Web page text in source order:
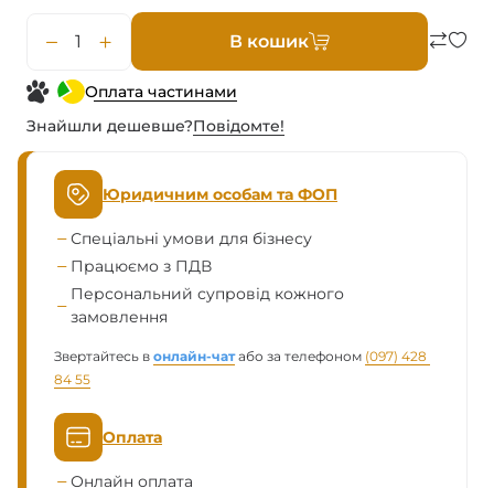
В кошик
Оплата частинами
Знайшли дешевше?Повiдомте!
Юридичним особам та ФОП
Спеціальні умови для бізнесу
Працюємо з ПДВ
Персональний супровід кожного
замовлення
Звертайтесь в онлайн-чат або за телефоном (097) 428
84 55
Оплата
Онлайн оплата